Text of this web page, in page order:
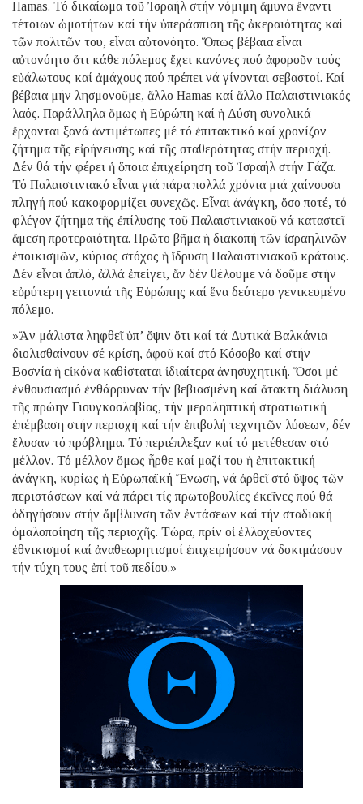
Hamas. Τό δικαίωμα τοῦ Ἰσραήλ στήν νόμιμη ἄμυνα ἔναντι
τέτοιων ὠμοτήτων καί τήν ὑπεράσπιση τῆς ἀκεραιότητας καί
τῶν πολιτῶν του, εἶναι αὐτονόητο. Ὅπως βέβαια εἶναι
αὐτονόητο ὅτι κάθε πόλεμος ἔχει κανόνες πού ἀφοροῦν τούς
εὐάλωτους καί ἀμάχους πού πρέπει νά γίνονται σεβαστοί. Καί
βέβαια μήν λησμονοῦμε, ἄλλο Hamas καί ἄλλο Παλαιστινιακός
λαός. Παράλληλα ὅμως ἡ Εὐρώπη καί ἡ Δύση συνολικά
ἔρχονται ξανά ἀντιμέτωπες μέ τό ἐπιτακτικό καί χρονίζον
ζήτημα τῆς εἰρήνευσης καί τῆς σταθερότητας στήν περιοχή.
Δέν θά τήν φέρει ἡ ὅποια ἐπιχείρηση τοῦ Ἰσραήλ στήν Γάζα.
Τό Παλαιστινιακό εἶναι γιά πάρα πολλά χρόνια μιά χαίνουσα
πληγή πού κακοφορμίζει συνεχῶς. Εἶναι ἀνάγκη, ὅσο ποτέ, τό
φλέγον ζήτημα τῆς ἐπίλυσης τοῦ Παλαιστινιακοῦ νά καταστεῖ
ἄμεση προτεραιότητα. Πρῶτο βῆμα ἡ διακοπή τῶν ἰσραηλινῶν
ἐποικισμῶν, κύριος στόχος ἡ ἵδρυση Παλαιστινιακοῦ κράτους.
Δέν εἶναι ἁπλό, ἀλλά ἐπείγει, ἄν δέν θέλουμε νά δοῦμε στήν
εὐρύτερη γειτονιά τῆς Εὐρώπης καί ἕνα δεύτερο γενικευμένο
πόλεμο.
»Ἄν μάλιστα ληφθεῖ ὑπ’ ὄψιν ὅτι καί τά Δυτικά Βαλκάνια
διολισθαίνουν σέ κρίση, ἀφοῦ καί στό Κόσοβο καί στήν
Βοσνία ἡ εἰκόνα καθίσταται ἰδιαίτερα ἀνησυχητική. Ὅσοι μέ
ἐνθουσιασμό ἐνθάρρυναν τήν βεβιασμένη καί ἄτακτη διάλυση
τῆς πρώην Γιουγκοσλαβίας, τήν μεροληπτική στρατιωτική
ἐπέμβαση στήν περιοχή καί τήν ἐπιβολή τεχνητῶν λύσεων, δέν
ἔλυσαν τό πρόβλημα. Τό περιέπλεξαν καί τό μετέθεσαν στό
μέλλον. Τό μέλλον ὅμως ἦρθε καί μαζί του ἡ ἐπιτακτική
ἀνάγκη, κυρίως ἡ Εὐρωπαϊκή Ἕνωση, νά ἀρθεῖ στό ὕψος τῶν
περιστάσεων καί νά πάρει τίς πρωτοβουλίες ἐκεῖνες πού θά
ὁδηγήσουν στήν ἄμβλυνση τῶν ἐντάσεων καί τήν σταδιακή
ὁμαλοποίηση τῆς περιοχῆς. Τώρα, πρίν οἱ ἐλλοχεύοντες
ἐθνικισμοί καί ἀναθεωρητισμοί ἐπιχειρήσουν νά δοκιμάσουν
τήν τύχη τους ἐπί τοῦ πεδίου.»